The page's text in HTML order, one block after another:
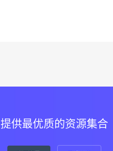
提供最优质的资源集合